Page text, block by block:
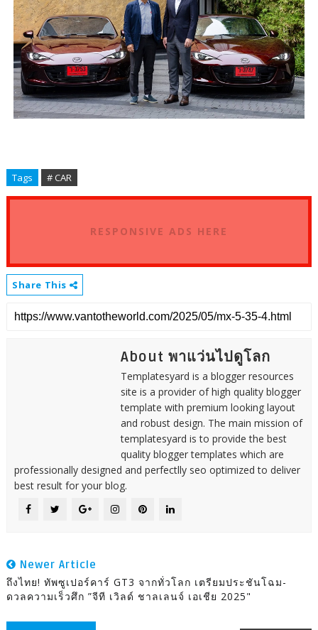
Tags # CAR
RESPONSIVE ADS HERE
Share This
About พาแว่นไปดูโลก
Templatesyard is a blogger resources
site is a provider of high quality blogger
template with premium looking layout
and robust design. The main mission of
templatesyard is to provide the best
quality blogger templates which are
professionally designed and perfectlly seo optimized to deliver
best result for your blog.
Newer Article
ถึงไทย! ทัพซูเปอร์คาร์ GT3 จากทั่วโลก เตรียมประชันโฉม-
ดวลความเร็วศึก ”จีที เวิลด์ ชาลเลนจ์ เอเชีย 2025"